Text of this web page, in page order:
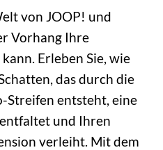
von JOOP! und
Vorhang Ihre
Erleben Sie, wie
das durch die
Streifen entsteht, eine
und Ihren
verleiht. Mit dem